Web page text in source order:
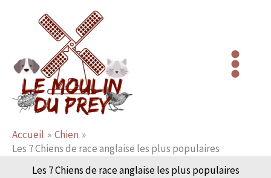
Accueil
Chien
Les 7 Chiens de race anglaise les plus populaires
Les 7 Chiens de race anglaise les plus populaires